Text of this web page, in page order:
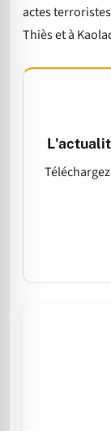
actes
Thiès et à